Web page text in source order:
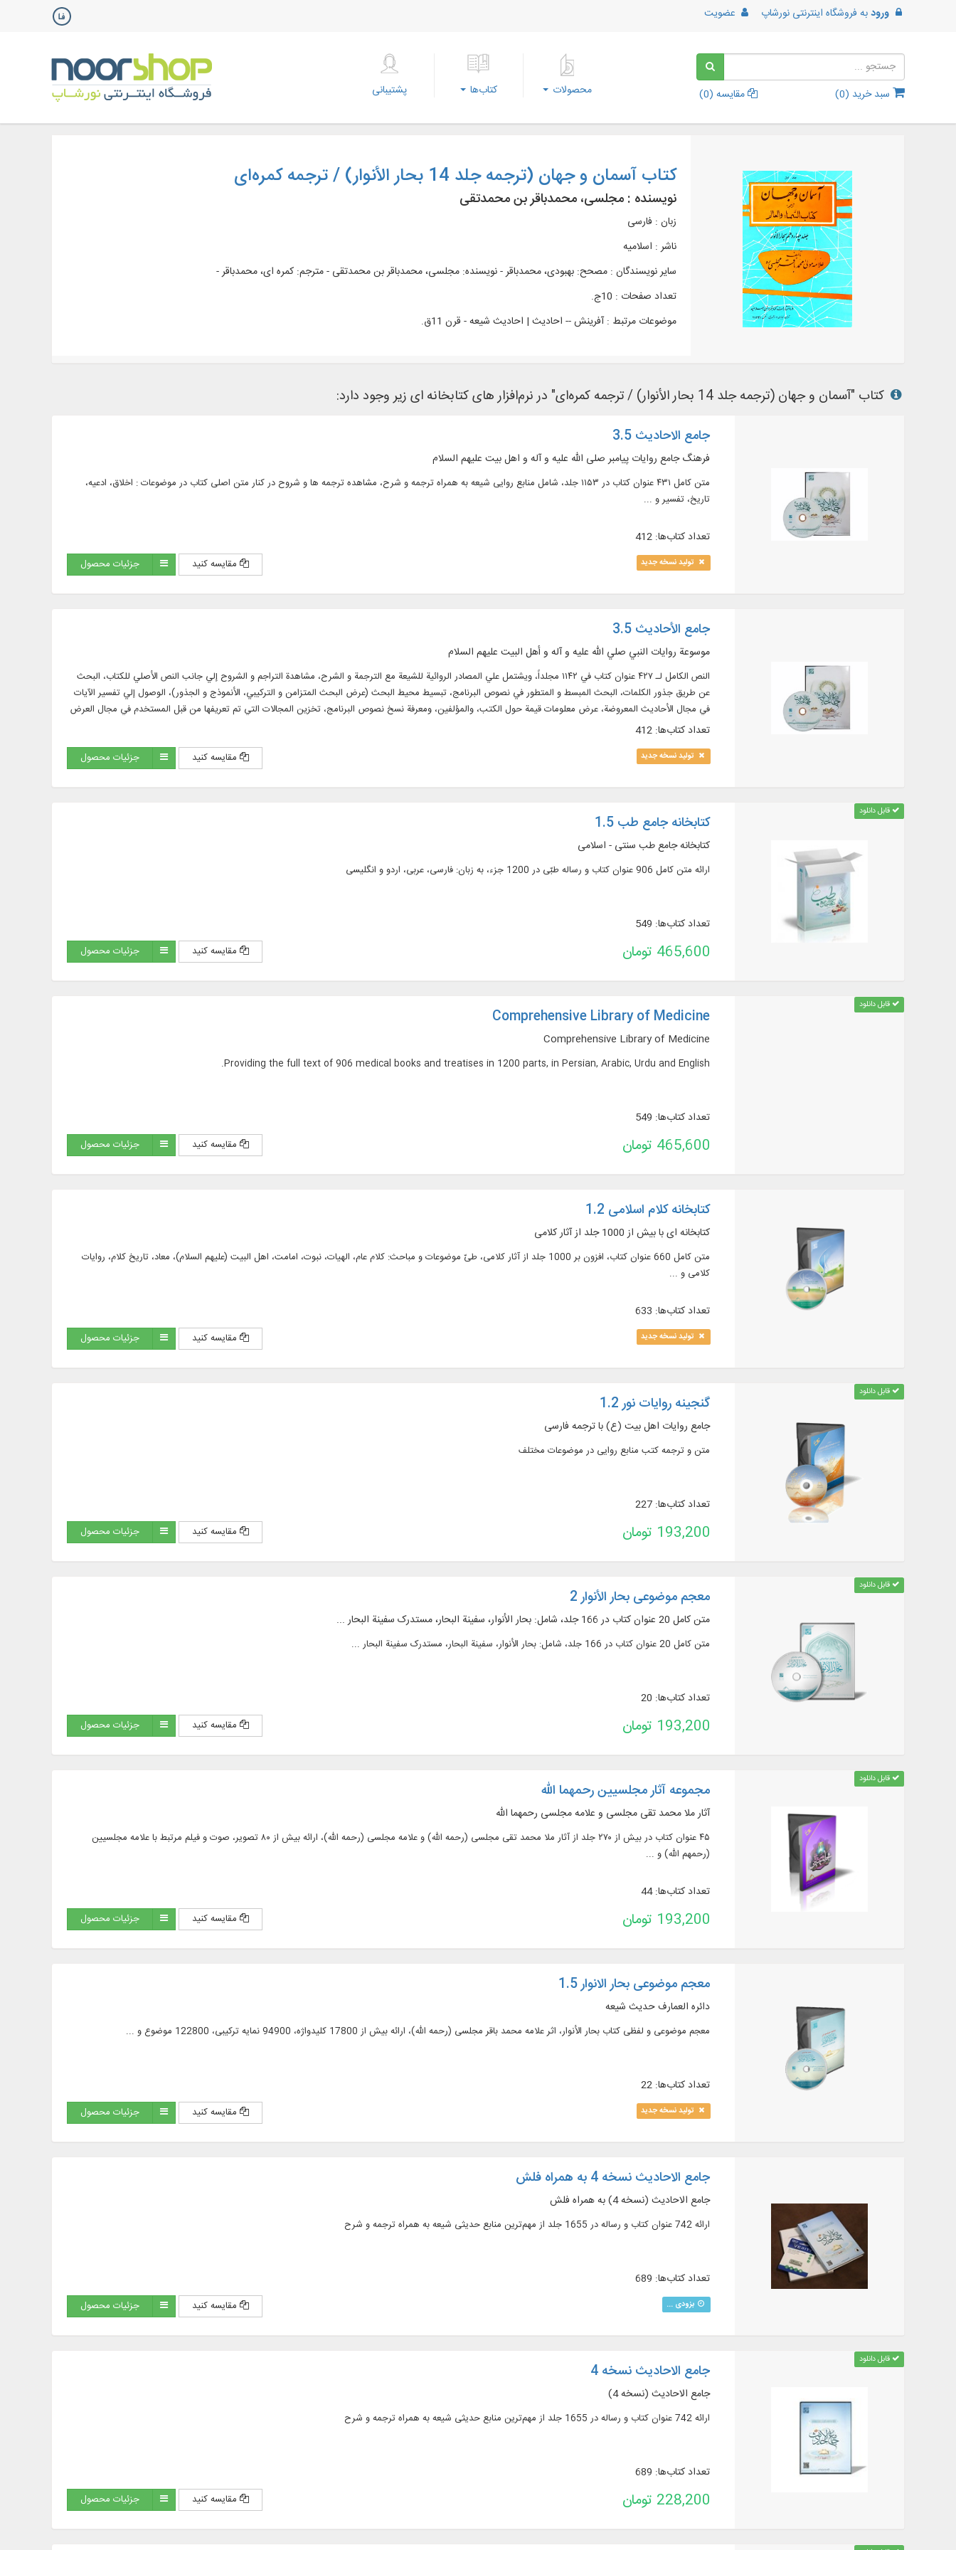
ورودبه فروشگاه اینترنتی نورشاپ عضویت
سبد خرید (0
) مقایسه (0
) محصولات کتاب‌ها پشتیبانی
کتاب آسمان و جهان (ترجمه جلد 14 بحار الأنوار) / ترجمه کمره‌‌ای
نویسنده : مجلسی، محمدباقر بن محمدتقی
زبان : فارسی
ناشر : اسلامیه
سایر نویسندگان : مصحح: بهبودی، محمدباقر - نویسنده: مجلسی، محمدباقر بن محمدتقی - مترجم: کمره ‌ای، محمدباقر -
تعداد صفحات : 10ج.
موضوعات مرتبط :آفرینش -- احادیث | احادیث شیعه - قرن 11ق.
کتاب "آسمان و جهان (ترجمه جلد 14 بحار الأنوار) / ترجمه کمره‌‌ای" در نرم‌افزار های کتابخانه ای زیر وجود دارد:
جامع الاحادیث 3.5
فرهنگ جامع روایات پیامبر صلی الله علیه و آله و اهل بیت علیهم السلام
متن کامل ۴۳۱ عنوان کتاب در ۱۱۵۳ جلد، شامل منابع روایی شیعه به همراه ترجمه و شرح، مشاهده ترجمه ها و شروح در کنار متن اصلی کتاب در موضوعات : اخلاق، ادعیه،
تاریخ، تفسیر و ...
تعداد کتاب‌ها: 412
تولید نسخه جدید مقایسه کنید جزئیات محصول
جامع الأحاديث 3.5
موسوعة روايات النبي صلي الله عليه و آله و أهل البيت عليهم السلام
النص الكامل لـ ۴۲۷ عنوان كتاب في ۱۱۴۲ مجلداً، ويشتمل علي المصادر الروائية للشيعة مع الترجمة و الشرح، مشاهدة التراجم و الشروح إلي جانب النص الأصلي للكتاب، البحث
عن طريق جذور الكلمات، البحث المبسط و المتطور في نصوص البرنامج، تبسيط محيط البحث (عرض البحث المتزامن و التركيبي، الأنموذج و الجذور)، الوصول إلي تفسير الآيات
في مجال الأحاديث المعروضة، عرض معلومات قيمة حول الكتب، والمؤلفين، ومعرفة نسخ نصوص البرنامج، تخزين المجالات التي تم تعريفها من قبل المستخدم في مجال العرض
، البحث و الآيات في الكتب، النص الكامل لـ ۱۰ دورات قواميس ومعاجم اللغة باللغتين العربية و الفارسية في ۶۲ مجلداً بقابليات البحث
تعداد کتاب‌ها: 412
تولید نسخه جدید مقایسه کنید جزئیات محصول
قابل دانلود
کتابخانه جامع طب 1.5
کتابخانه جامع طب سنتی - اسلامی
ارائه متن کامل 906 عنوان کتاب و رساله طبّی در 1200 جزء، به زبان: فارسی، عربی، اردو و انگلیسی
تعداد کتاب‌ها: 549
465,600 تومان مقایسه کنید جزئیات محصول
قابل دانلود
Comprehensive Library of Medicine
Comprehensive Library of Medicine
Providing the full text of 906 medical books and treatises in 1200 parts, in Persian, Arabic, Urdu and English.
تعداد کتاب‌ها: 549
465,600 تومان مقایسه کنید جزئیات محصول
کتابخانه کلام اسلامی 1.2
کتابخانه ای با بیش از 1000 جلد از آثار کلامی
متن کامل 660 عنوان کتاب، افزون بر 1000 جلد از آثار کلامی، طیّ موضوعات و مباحث: کلام عام، الهیات، نبوت، امامت، اهل البیت (علیهم السلام)، معاد، تاریخ کلام، روایات
کلامی و ...
تعداد کتاب‌ها: 633
تولید نسخه جدید مقایسه کنید جزئیات محصول
قابل دانلود
گنجینه روایات نور 1.2
جامع روایات اهل بیت (ع) با ترجمه فارسی
متن و ترجمه کتب منابع روایی در موضوعات مختلف
تعداد کتاب‌ها: 227
193,200 تومان مقایسه کنید جزئیات محصول
قابل دانلود
معجم موضوعی بحار الأنوار 2
متن کامل 20 عنوان کتاب در 166 جلد، شامل: بحار الأنوار، سفینة البحار، مستدرک سفینة البحار ...
متن کامل 20 عنوان کتاب در 166 جلد، شامل: بحار الأنوار، سفینة البحار، مستدرک سفینة البحار ...
تعداد کتاب‌ها: 20
193,200 تومان مقایسه کنید جزئیات محصول
قابل دانلود
مجموعه آثار مجلسیین رحمهما الله
آثار ملا محمد تقی مجلسی و علامه مجلسی رحمهما الله
۴۵ عنوان کتاب در بیش از ۲۷۰ جلد از آثار ملا محمد تقی مجلسی (رحمه الله) و علامه مجلسی (رحمه الله)، ارائه بیش از ۸۰ تصویر، صوت و فیلم مرتبط با علامه مجلسیین
(رحمهم الله) و ...
تعداد کتاب‌ها: 44
193,200 تومان مقایسه کنید جزئیات محصول
معجم موضوعی بحار الانوار 1.5
دائره العمارف حدیث شیعه
معجم موضوعی و لفظی کتاب بحار الأنوار، اثر علامه محمد باقر مجلسی (رحمه الله)، ارائه بیش از 17800 کلیدواژه، 94900 نمایه ترکیبی، 122800 موضوع و ...
تعداد کتاب‌ها: 22
تولید نسخه جدید مقایسه کنید جزئیات محصول
جامع الاحادیث نسخه 4 به همراه فلش
جامع الاحادیث (نسخه 4) به همراه فلش
ارائه 742 عنوان کتاب و رساله در 1655 جلد از مهم‌ترین منابع حدیثی شیعه به همراه ترجمه و شرح
تعداد کتاب‌ها: 689
بزودی ... مقایسه کنید جزئیات محصول
قابل دانلود
جامع الاحادیث نسخه 4
جامع الاحادیث (نسخه 4)
ارائه 742 عنوان کتاب و رساله در 1655 جلد از مهم‌ترین منابع حدیثی شیعه به همراه ترجمه و شرح
تعداد کتاب‌ها: 689
228,200 تومان مقایسه کنید جزئیات محصول